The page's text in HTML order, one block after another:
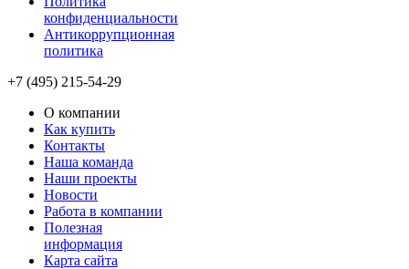
конфиденциальности
Антикоррупционная
политика
+7 (495) 215-54-29
О компании
Как купить
Контакты
Наша команда
Наши проекты
Новости
Работа в компании
Полезная
информация
Карта сайта